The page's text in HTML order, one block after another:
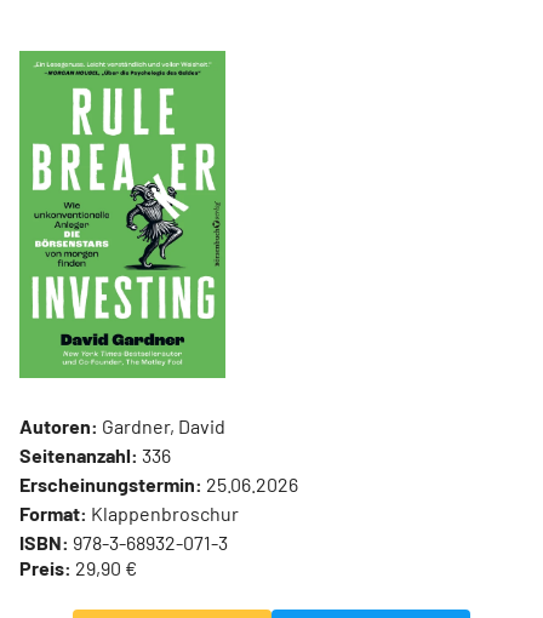
Autoren: Gardner, David
Seitenanzahl: 336
Erscheinungstermin: 25.06.2026
Format: Klappenbroschur
ISBN: 978-3-68932-071-3
Preis: 29,90 €